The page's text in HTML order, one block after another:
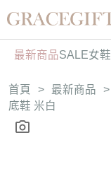
最新商品SALE女鞋
首頁 > 最新商品 >
底鞋 米白